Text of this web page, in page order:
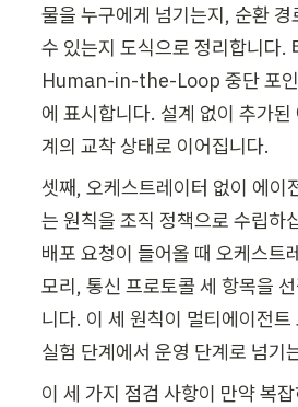
물을 누구에게 넘기는지, 순환
수 있는지 도식으로 정리합니다.
Human-in-the-Loop 중단 포인
에 표시합니다. 설계 없이 추가
계의 교착 상태로 이어집니다.
셋째, 오케스트레이터 없이 에이
는 원칙을 조직 정책으로 수립하
배포 요청이 들어올 때 오케스트
모리, 통신 프로토콜 세 항목을
니다. 이 세 원칙이 멀티에이전
실험 단계에서 운영 단계로 넘기
이 세 가지 점검 사항이 만약 복